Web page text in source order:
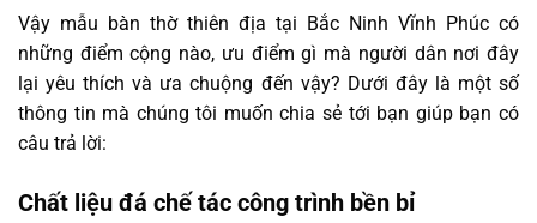
Vậy mẫu bàn thờ thiên địa tại Bắc Ninh Vĩnh Phúc có
những điểm cộng nào, ưu điểm gì mà người dân nơi đây
lại yêu thích và ưa chuộng đến vậy? Dưới đây là một số
thông tin mà chúng tôi muốn chia sẻ tới bạn giúp bạn có
câu trả lời:
Chất liệu đá chế tác công trình bền bỉ